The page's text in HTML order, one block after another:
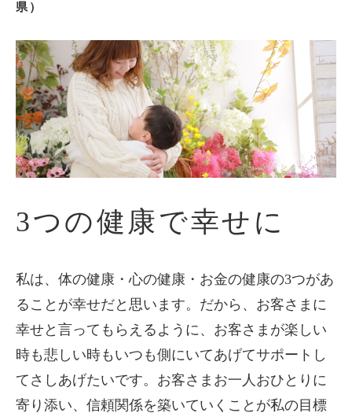
県）
3つの健康で幸せに
私は、体の健康・心の健康・お金の健康の3つがあ
ることが幸せだと思います。だから、お客さまに
幸せと言ってもらえるように、お客さまが楽しい
時も悲しい時もいつも側にいてあげてサポートし
てさしあげたいです。お客さまお一人おひとりに
寄り添い、信頼関係を築いていくことが私の目標